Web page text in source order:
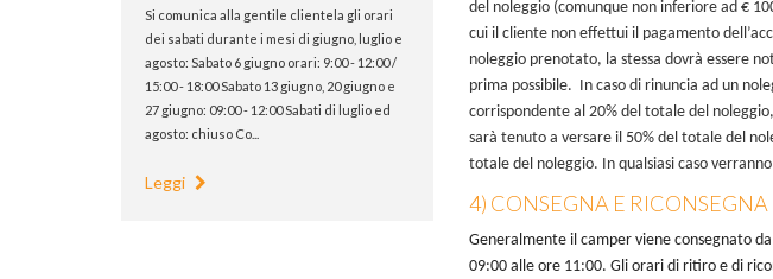
Si comunica alla gentile clientela gli orari
dei sabati durante i mesi di giugno, luglio e
agosto: Sabato 6 giugno orari: 9:00 - 12:00 /
15:00 - 18:00 Sabato 13 giugno, 20 giugno e
27 giugno: 09:00 - 12:00 Sabati di luglio ed
agosto: chiuso Co...
Leggi
del noleggio (comunque non inferiore ad €
cui il cliente non effettui il pagamento
noleggio prenotato, la stessa dovrà essere
prima possibile. In caso di rinuncia ad un
corrispondente al 20% del totale del
sarà tenuto a versare il 50% del totale del
totale del noleggio. In qualsiasi caso
4) CONSEGNA E
Generalmente il camper viene consegnato
09:00 alle ore 11:00. Gli orari di ritiro e di